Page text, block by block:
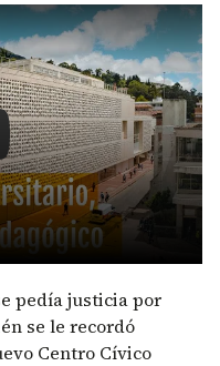
Centro
pedía justicia por
se le recordó
Centro Cívico